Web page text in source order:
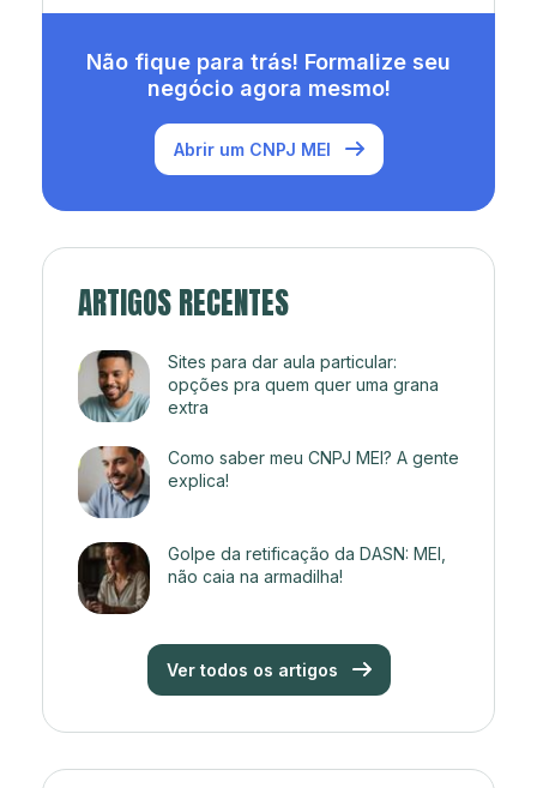
Não fique para trás! Formalize seu
negócio agora mesmo!
Abrir um CNPJ MEI
ARTIGOS RECENTES
Sites para dar aula particular:
opções pra quem quer uma grana
extra
Como saber meu CNPJ MEI? A gente
explica!
Golpe da retificação da DASN: MEI,
não caia na armadilha!
Ver todos os artigos